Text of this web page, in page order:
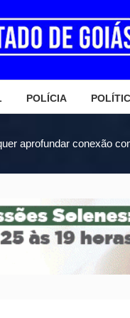
POLÍCIA
aprofundar conexão